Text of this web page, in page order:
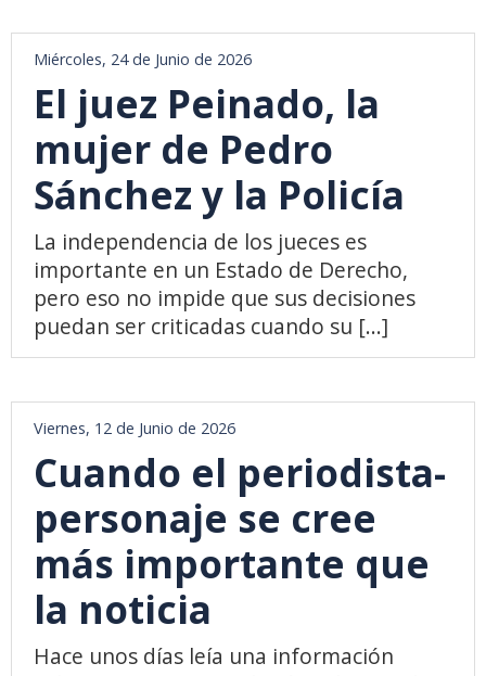
Miércoles, 24 de Junio de 2026
El juez Peinado, la
mujer de Pedro
Sánchez y la Policía
La independencia de los jueces es
importante en un Estado de Derecho,
pero eso no impide que sus decisiones
puedan ser criticadas cuando su [...]
Viernes, 12 de Junio de 2026
Cuando el periodista-
personaje se cree
más importante que
la noticia
Hace unos días leía una información